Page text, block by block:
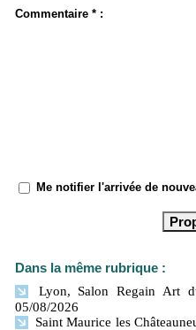
Commentaire * :
Me notifier l'arrivée de
Dans la même rubrique :
Lyon, Salon Regain Art
05/08/2026
Saint Maurice les